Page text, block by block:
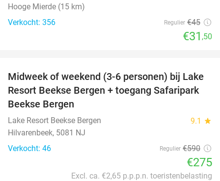
Hooge Mierde (15 km)
Verkocht: 356
Regulier €45
€31 ,50
53%
Midweek of weekend (3-6 personen) bij Lake
Resort Beekse Bergen + toegang Safaripark
Beekse Bergen
Lake Resort Beekse Bergen 9.1 star
Hilvarenbeek, 5081 NJ
Verkocht: 46
Regulier €590
€275
Excl. ca. €2,65 p.p.p.n. toeristenbelasting